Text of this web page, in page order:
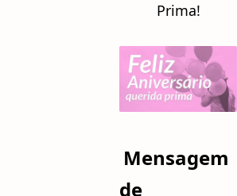
Prima!
Mensagem
de